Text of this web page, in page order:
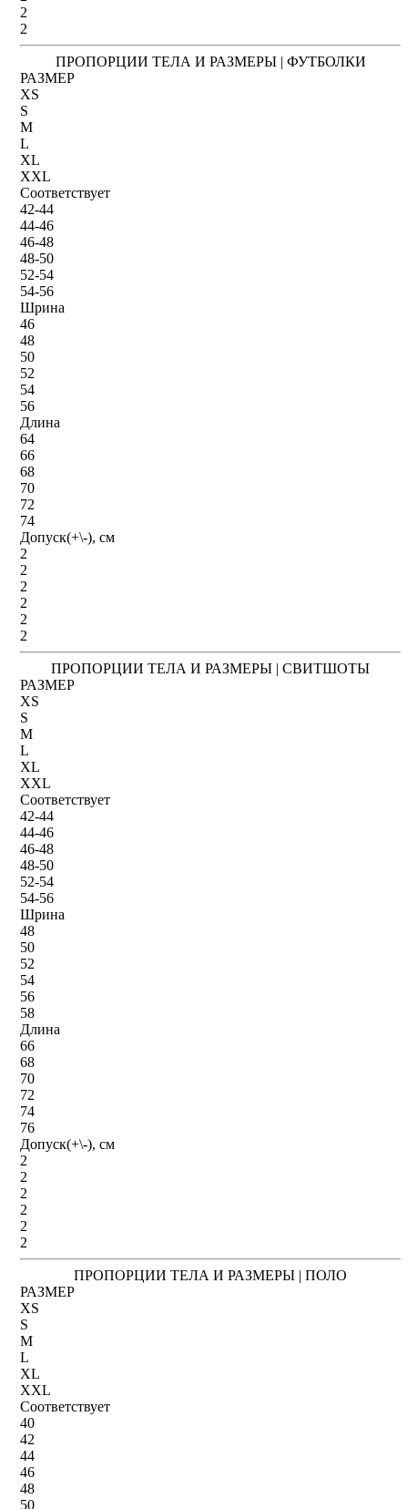
2
2
ПРОПОРЦИИ ТЕЛА И РАЗМЕРЫ | ФУТБОЛКИ
РАЗМЕР
XS
S
M
L
XL
XXL
Соответствует
42-44
44-46
46-48
48-50
52-54
54-56
Шрина
46
48
50
52
54
56
Длина
64
66
68
70
72
74
Допуск(+\-), см
2
2
2
2
2
2
ПРОПОРЦИИ ТЕЛА И РАЗМЕРЫ | СВИТШОТЫ
РАЗМЕР
XS
S
M
L
XL
XXL
Соответствует
42-44
44-46
46-48
48-50
52-54
54-56
Шрина
48
50
52
54
56
58
Длина
66
68
70
72
74
76
Допуск(+\-), см
2
2
2
2
2
2
ПРОПОРЦИИ ТЕЛА И РАЗМЕРЫ | ПОЛО
РАЗМЕР
XS
S
M
L
XL
XXL
Соответствует
40
42
44
46
48
50